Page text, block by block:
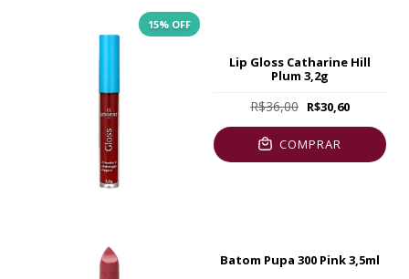
15% OFF
Lip Gloss Catharine Hill
Plum 3,2g
R$36,00 R$30,60
COMPRAR
Batom Pupa 300 Pink 3,5ml